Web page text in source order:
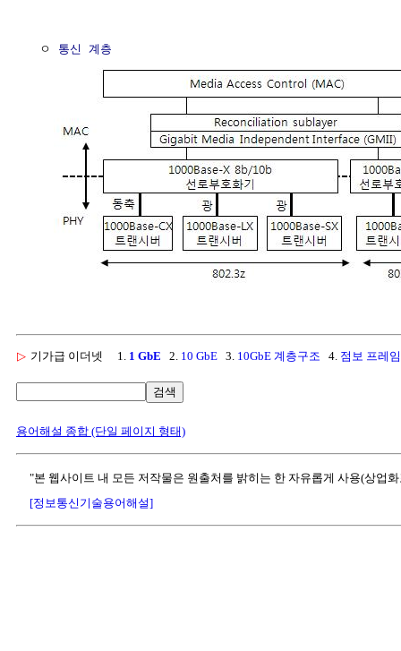
  ㅇ
통신 계층
▷ 기가급 이더넷 1. 1 GbE 2. 10 GbE 3. 10GbE 계층구조 4. 점보 프레임
검색
용어해설 종합 (단일 페이지 형태)
"본 웹사이트 내 모든 저작물은 원출처를 밝히는 한 자유롭게 사용(상업
[정보통신기술용어해설]